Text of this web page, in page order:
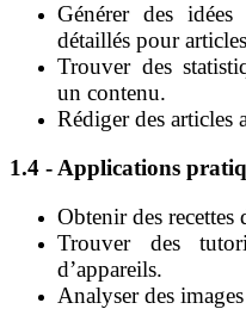
Générer des
détaillés pour
Trouver des
un contenu.
Rédiger des articles
1.4 - Applications
Obtenir des recettes
Trouver des
d’appareils.
Analyser des